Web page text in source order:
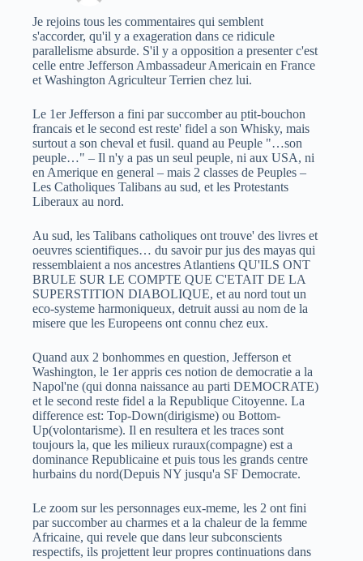
Je rejoins tous les commentaires qui semblent
s'accorder, qu'il y a exageration dans ce ridicule
parallelisme absurde. S'il y a opposition a presenter c'est
celle entre Jefferson Ambassadeur Americain en France
et Washington Agriculteur Terrien chez lui.
Le 1er Jefferson a fini par succomber au ptit-bouchon
francais et le second est reste' fidel a son Whisky, mais
surtout a son cheval et fusil. quand au Peuple "…son
peuple…" – Il n'y a pas un seul peuple, ni aux USA, ni
en Amerique en general – mais 2 classes de Peuples –
Les Catholiques Talibans au sud, et les Protestants
Liberaux au nord.
Au sud, les Talibans catholiques ont trouve' des livres et
oeuvres scientifiques… du savoir pur jus des mayas qui
ressemblaient a nos ancestres Atlantiens QU'ILS ONT
BRULE SUR LE COMPTE QUE C'ETAIT DE LA
SUPERSTITION DIABOLIQUE, et au nord tout un
eco-systeme harmoniqueux, detruit aussi au nom de la
misere que les Europeens ont connu chez eux.
Quand aux 2 bonhommes en question, Jefferson et
Washington, le 1er appris ces notion de democratie a la
Napol'ne (qui donna naissance au parti DEMOCRATE)
et le second reste fidel a la Republique Citoyenne. La
difference est: Top-Down(dirigisme) ou Bottom-
Up(volontarisme). Il en resultera et les traces sont
toujours la, que les milieux ruraux(compagne) est a
dominance Republicaine et puis tous les grands centre
hurbains du nord(Depuis NY jusqu'a SF Democrate.
Le zoom sur les personnages eux-meme, les 2 ont fini
par succomber au charmes et a la chaleur de la femme
Africaine, qui revele que dans leur subconscients
respectifs, ils projettent leur propres continuations dans